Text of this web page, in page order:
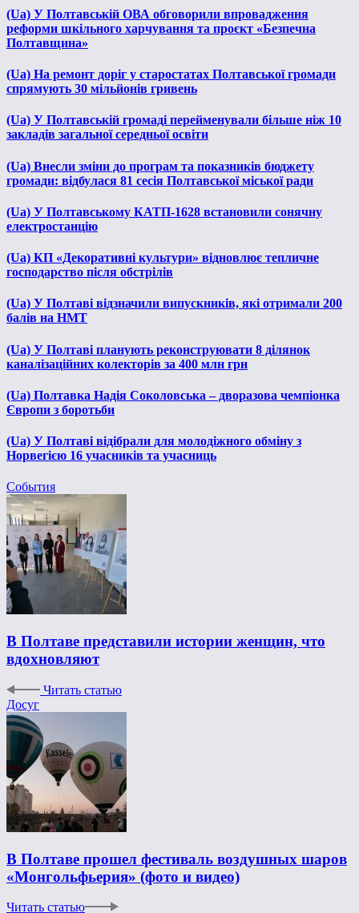
(Ua) У Полтавській ОВА обговорили впровадження
реформи шкільного харчування та проєкт «Безпечна
Полтавщина»
(Ua) На ремонт доріг у старостатах Полтавської громади
спрямують 30 мільйонів гривень
(Ua) У Полтавській громаді перейменували більше ніж 10
закладів загальної середньої освіти
(Ua) Внесли зміни до програм та показників бюджету
громади: відбулася 81 сесія Полтавської міської ради
(Ua) У Полтавському КАТП-1628 встановили сонячну
електростанцію
(Ua) КП «Декоративні культури» відновлює тепличне
господарство після обстрілів
(Ua) У Полтаві відзначили випускників, які отримали 200
балів на НМТ
(Ua) У Полтаві планують реконструювати 8 ділянок
каналізаційних колекторів за 400 млн грн
(Ua) Полтавка Надія Соколовська – дворазова чемпіонка
Європи з боротьби
(Ua) У Полтаві відібрали для молодіжного обміну з
Норвегією 16 учасників та учасниць
События
В Полтаве представили истории женщин, что
вдохновляют
Читать статью
Досуг
В Полтаве прошел фестиваль воздушных шаров
«Монгольфьерия» (фото и видео)
Читать статью